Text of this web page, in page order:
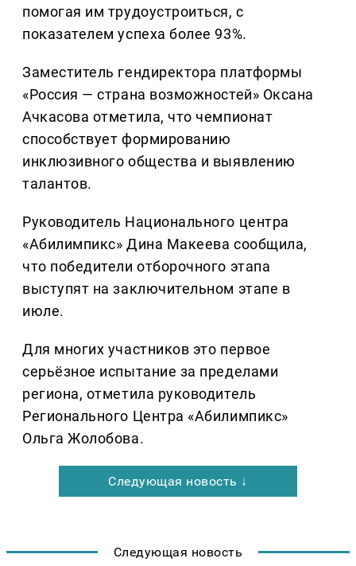
помогая им трудоустроиться, с
показателем успеха более 93%.
Заместитель гендиректора платформы
«Россия — страна возможностей» Оксана
Ачкасова отметила, что чемпионат
способствует формированию
инклюзивного общества и выявлению
талантов.
Руководитель Национального центра
«Абилимпикс» Дина Макеева сообщила,
что победители отборочного этапа
выступят на заключительном этапе в
июле.
Для многих участников это первое
серьёзное испытание за пределами
региона, отметила руководитель
Регионального Центра «Абилимпикс»
Ольга Жолобова.
Следующая новость ↓
Следующая новость